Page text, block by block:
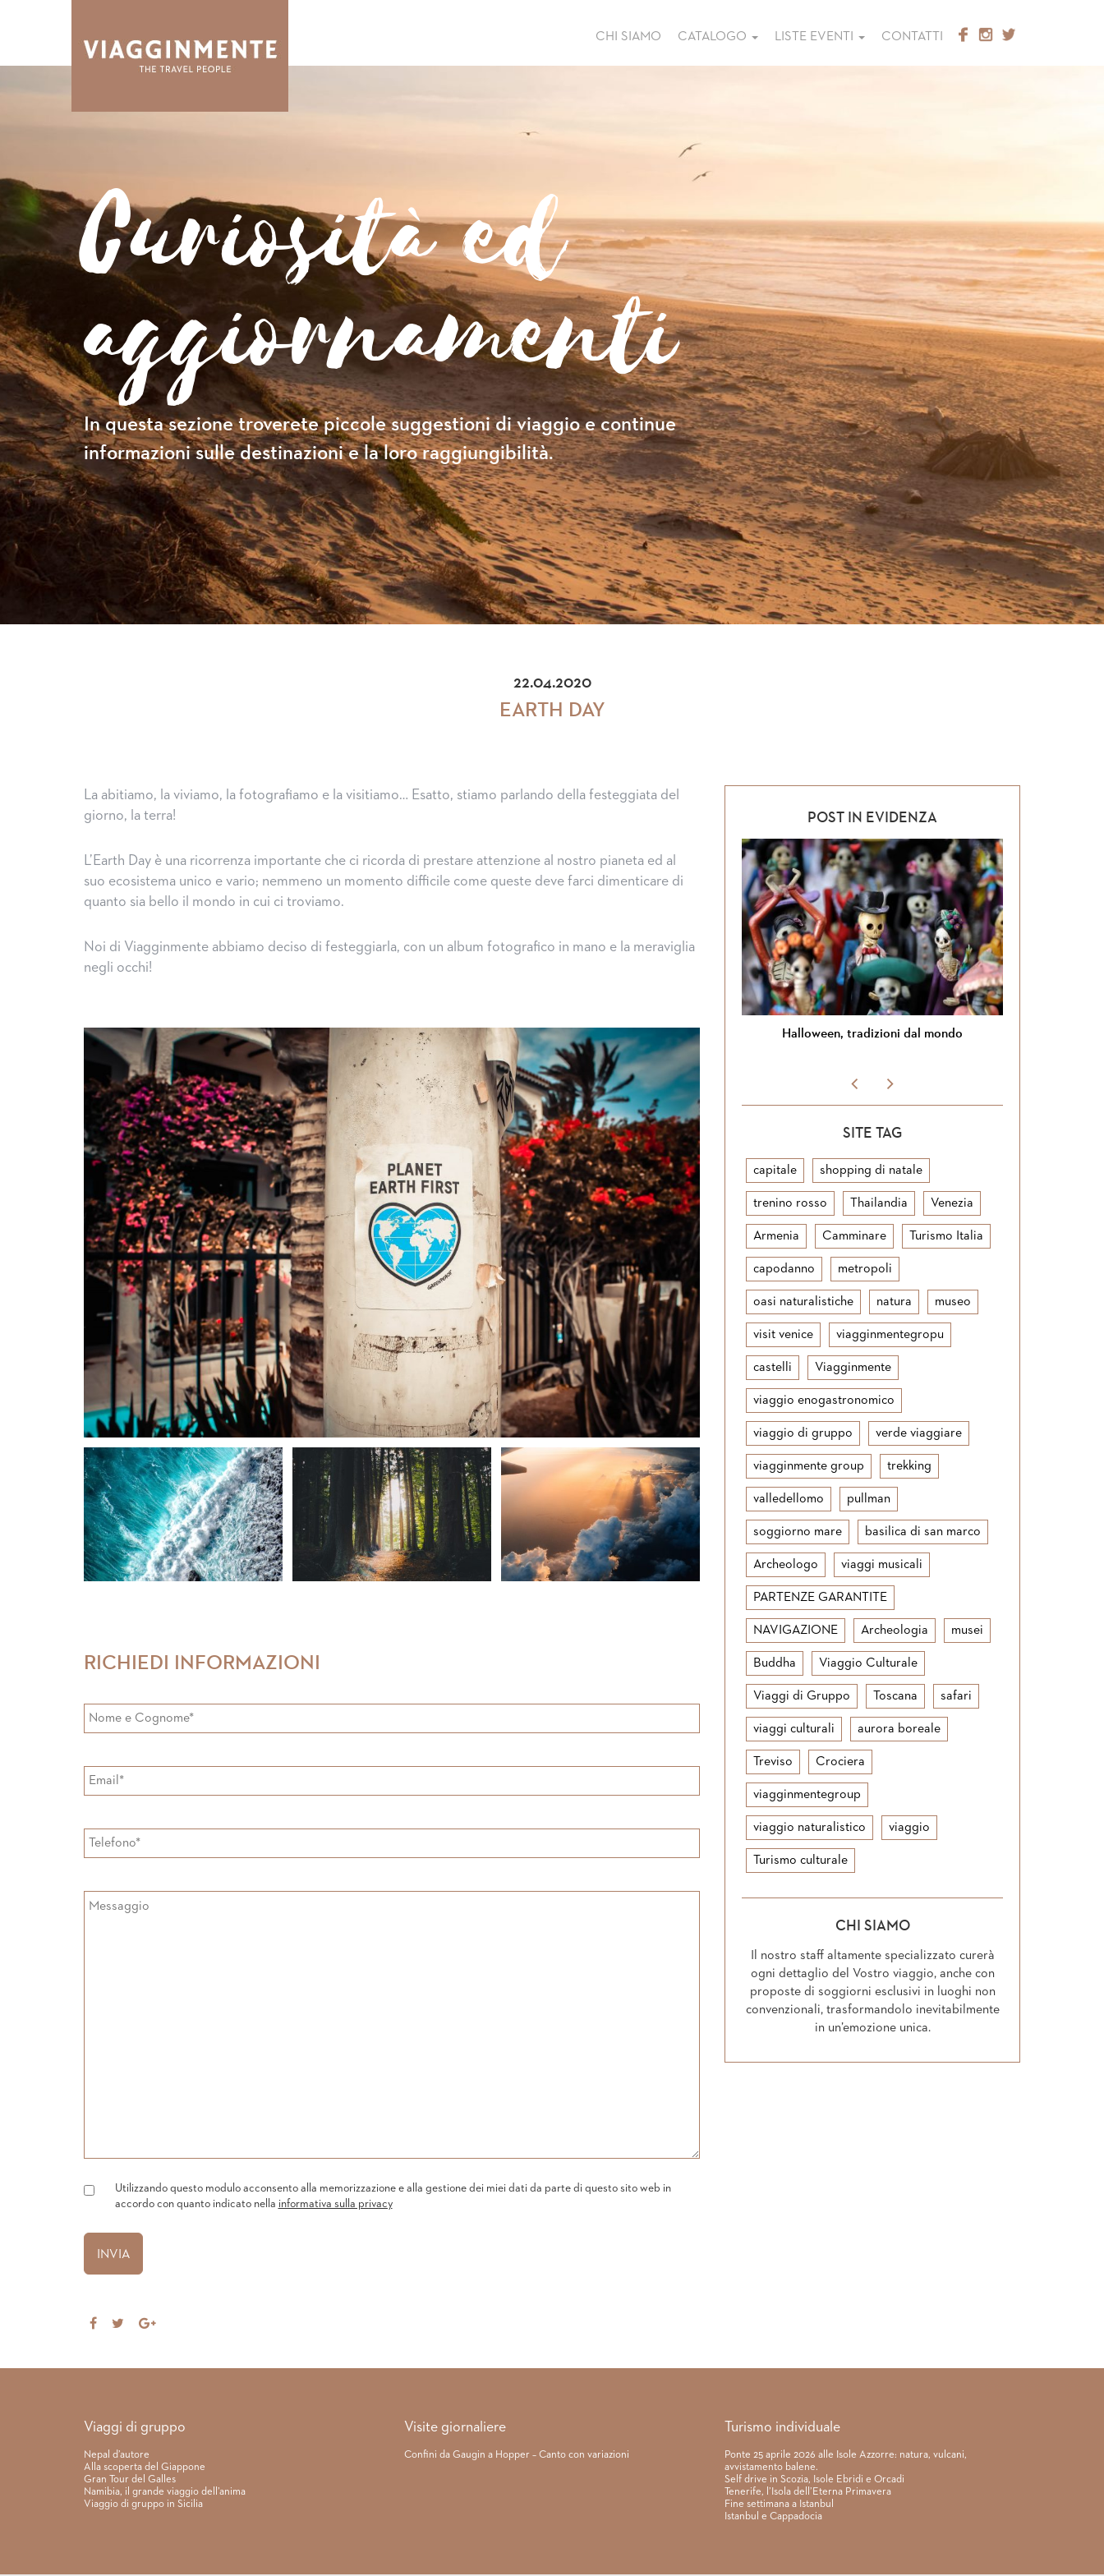
CHI SIAMO CATALOGO LISTE EVENTI CONTATTI
Curiosità ed
aggiornamenti
In questa sezione troverete piccole suggestioni di viaggio e continue
informazioni sulle destinazioni e la loro raggiungibilità.
22.04.2020
EARTH DAY
La abitiamo, la viviamo, la fotografiamo e la visitiamo… Esatto, stiamo parlando della festeggiata del
giorno, la terra!
L’Earth Day è una ricorrenza importante che ci ricorda di prestare attenzione al nostro pianeta ed al
suo ecosistema unico e vario; nemmeno un momento difficile come queste deve farci dimenticare di
quanto sia bello il mondo in cui ci troviamo.
Noi di Viagginmente abbiamo deciso di festeggiarla, con un album fotografico in mano e la meraviglia
negli occhi!
RICHIEDI INFORMAZIONI
Utilizzando questo modulo acconsento alla memorizzazione e alla gestione dei miei dati da parte di questo sito web in
accordo con quanto indicato nella informativa sulla privacy
Share TweetShare
POST IN EVIDENZA
Halloween, tradizioni dal mondo Si torna in Giordania
SITE TAG
capitale shopping di natale
trenino rosso Thailandia Venezia
Armenia Camminare Turismo Italia
capodanno metropoli
oasi naturalistiche natura museo
visit venice viagginmentegropu
castelli Viagginmente
viaggio enogastronomico
viaggio di gruppo verde viaggiare
viagginmente group trekking
valledellomo pullman
soggiorno mare basilica di san marco
Archeologo viaggi musicali
PARTENZE GARANTITE
NAVIGAZIONE Archeologia musei
Buddha Viaggio Culturale
Viaggi di Gruppo Toscana safari
viaggi culturali aurora boreale
Treviso Crociera
viagginmentegroup
viaggio naturalistico viaggio
Turismo culturale
CHI SIAMO
Il nostro staff altamente specializzato curerà
ogni dettaglio del Vostro viaggio, anche con
proposte di soggiorni esclusivi in luoghi non
convenzionali, trasformandolo inevitabilmente
in un’emozione unica.
Viaggi di gruppo
Nepal d’autore
Alla scoperta del Giappone
Gran Tour del Galles
Namibia, il grande viaggio dell’anima
Viaggio di gruppo in Sicilia
Visite giornaliere
Confini da Gaugin a Hopper – Canto con variazioni
Turismo individuale
Ponte 25 aprile 2026 alle Isole Azzorre: natura, vulcani,
avvistamento balene.
Self drive in Scozia, Isole Ebridi e Orcadi
Tenerife, l’Isola dell’Eterna Primavera
Fine settimana a Istanbul
Istanbul e Cappadocia